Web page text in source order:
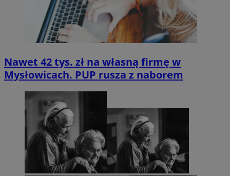
Nawet 42 tys. zł na własną firmę w
Mysłowicach. PUP rusza z naborem